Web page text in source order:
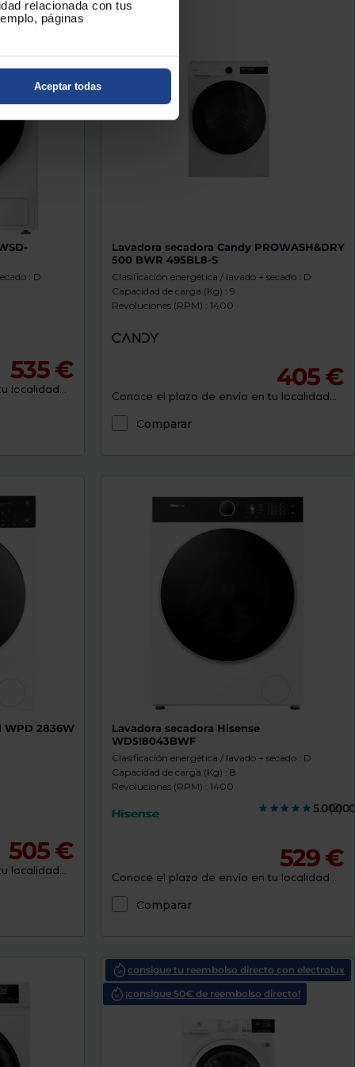
relacionada con tus
páginas
Aceptar todas
: D
535 €
localidad...
Lavadora secadora Candy PROWASH&DRY
500 BWR 495BL8-S
Clasificación energética / lavado + secado : D
Capacidad de carga (Kg) : 9
Revoluciones (RPM) : 1400
405 €
Conoce el plazo de envío en tu localidad...
Comparar
WPD 2836W
505 €
localidad...
Lavadora secadora Hisense
WD5I8043BWF
Clasificación energética / lavado + secado : D
Capacidad de carga (Kg) : 8
Revoluciones (RPM) : 1400
(2)
529 €
Conoce el plazo de envío en tu localidad...
Comparar
consigue tu reembolso directo con electrolux
¡consigue 50€ de reembolso directo!